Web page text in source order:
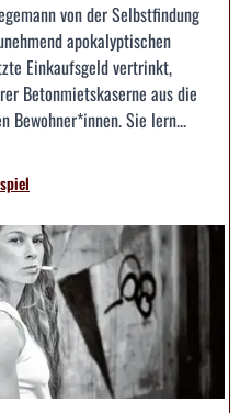
von der Selbstfindung
apokalyptischen
Einkaufsgeld vertrinkt,
Betonmietskaserne aus die
Bewohner*innen. Sie lern...